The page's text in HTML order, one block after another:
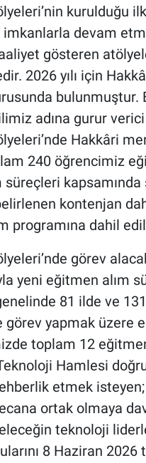
kurulduğu
imkanlarla devam
gösteren
2026 yılı için
bulunmuştur.
adına gurur
Hakkâri
240 öğrencimiz
kapsamında
kontenjan
programına dahil
görev
yeni eğitmen alım
81 ilde ve
görev yapmak üzere
toplam 12
Hamlesi
etmek
ortak olmaya
teknoloji
8 Haziran